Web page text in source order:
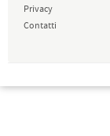
Privacy
Contatti